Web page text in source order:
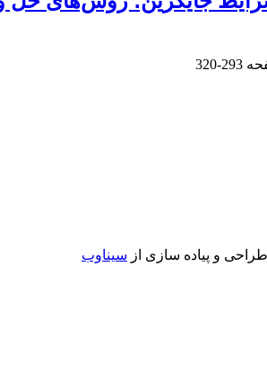
293-320
طراحی و پیاده سازی از سیناوب